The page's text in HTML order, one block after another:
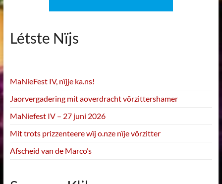
Létste Nïjs
MaNieFest IV, nïjje ka.ns!
Jaorvergadering mit aoverdracht vörzittershamer
MaNiefest IV – 27 juni 2026
Mit trots prizzenteere wïj o.nze nïje vörzitter
Afscheid van de Marco’s